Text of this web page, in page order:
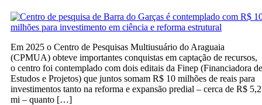
Em 2025 o Centro de Pesquisas Multiusuário do Araguaia
(CPMUA) obteve importantes conquistas em captação de recursos,
o centro foi contemplado com dois editais da Finep (Financiadora de
Estudos e Projetos) que juntos somam R$ 10 milhões de reais para
investimentos tanto na reforma e expansão predial – cerca de R$ 5,2
mi – quanto […]